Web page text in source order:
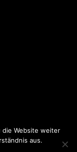
die Website weiter
aus.